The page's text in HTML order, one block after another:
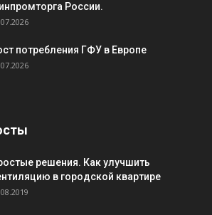
России.
потребления ГФУ в Европе
решения. Как улучшить
в городской квартире